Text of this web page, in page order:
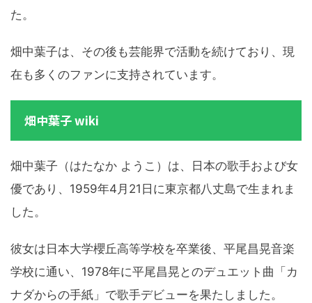
た。
畑中葉子は、その後も芸能界で活動を続けており、現
在も多くのファンに支持されています。
畑中葉子 wiki
畑中葉子（はたなか ようこ）は、日本の歌手および女
優であり、1959年4月21日に東京都八丈島で生まれま
した。
彼女は日本大学櫻丘高等学校を卒業後、平尾昌晃音楽
学校に通い、1978年に平尾昌晃とのデュエット曲「カ
ナダからの手紙」で歌手デビューを果たしました。